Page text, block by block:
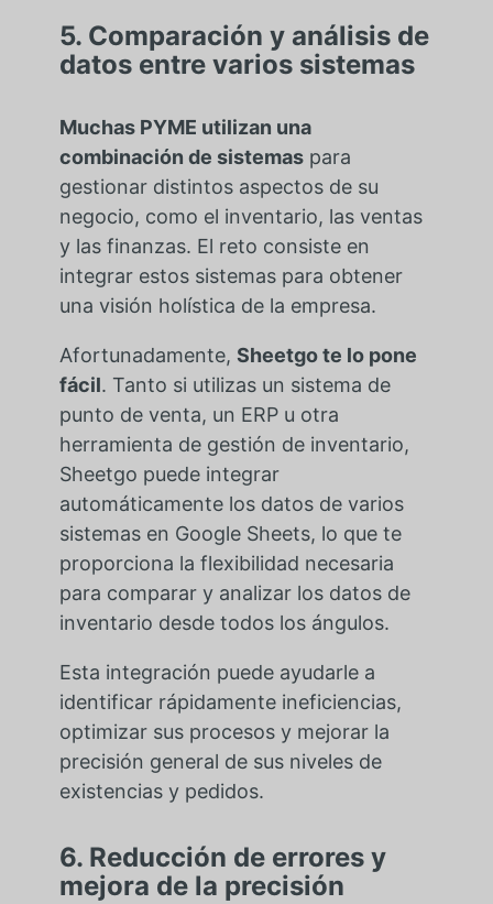
5. Comparación y análisis de
datos entre varios sistemas
Muchas PYME utilizan una
combinación de sistemaspara
gestionar distintos aspectos de su
negocio, como el inventario, las ventas
y las finanzas. El reto consiste en
integrar estos sistemas para obtener
una visión holística de la empresa.
Afortunadamente, Sheetgo te lo pone
fácil. Tanto si utilizas un sistema de
punto de venta, un ERP u otra
herramienta de gestión de inventario,
Sheetgo puede integrar
automáticamente los datos de varios
sistemas en Google Sheets, lo que te
proporciona la flexibilidad necesaria
para comparar y analizar los datos de
inventario desde todos los ángulos.
Esta integración puede ayudarle a
identificar rápidamente ineficiencias,
optimizar sus procesos y mejorar la
precisión general de sus niveles de
existencias y pedidos.
6. Reducción de errores y
mejora de la precisión